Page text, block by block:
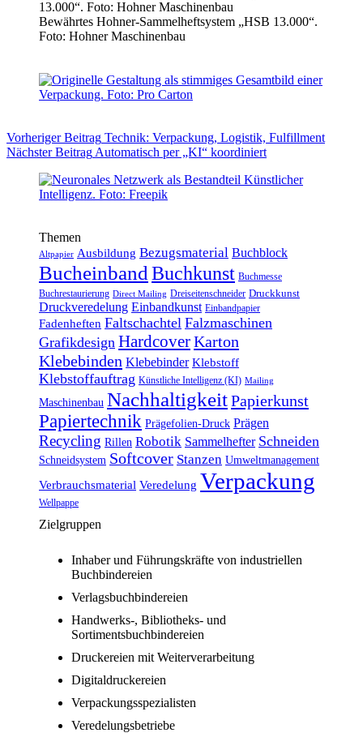
Bewährtes Hohner-Sammelheftsystem „HSB 13.000“.
Foto: Hohner Maschinenbau
VorherigerBeitrag Technik: Verpackung, Logistik, Fulfillment
NächsterBeitrag Automatisch per „KI“ koordiniert
Themen
Altpapier Ausbildung Bezugsmaterial Buchblock
BucheinbandBuchkunst Buchmesse
Buchrestaurierung Direct Mailing Dreiseitenschneider Druckkunst
Druckveredelung Einbandkunst Einbandpapier
Fadenheften Faltschachtel Falzmaschinen
Grafikdesign HardcoverKarton
Klebebinden Klebebinder Klebstoff
Klebstoffauftrag Künstliche Intelligenz (KI) Mailing
Maschinenbau NachhaltigkeitPapierkunst
Papiertechnik Prägefolien-Druck Prägen
Recycling Rillen Robotik Sammelhefter Schneiden
Schneidsystem Softcover Stanzen Umweltmanagement
Verbrauchsmaterial Veredelung Verpackung
Wellpappe
Zielgruppen
Inhaber und Führungskräfte von industriellen
Buchbindereien
Verlagsbuchbindereien
Handwerks-, Bibliotheks- und
Sortimentsbuchbindereien
Druckereien mit Weiterverarbeitung
Digitaldruckereien
Verpackungsspezialisten
Veredelungsbetriebe